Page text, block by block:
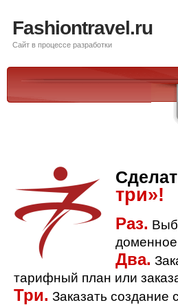
Fashiontravel.ru
Сайт в процессе разработки
три»!
Раз.
Два.
тарифный план или
Три. Заказать